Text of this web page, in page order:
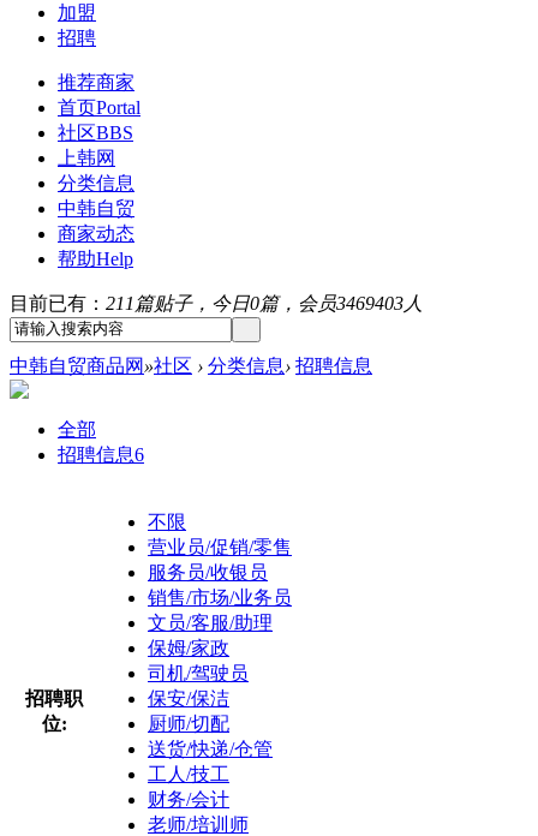
加盟
招聘
推荐商家
首页Portal
社区BBS
上韩网
分类信息
中韩自贸
商家动态
帮助Help
目前已有： 211篇贴子，今日0篇，会员3469403人
中韩自贸商品网 »社区 › 分类信息› 招聘信息
全部
招聘信息6
招聘职
位:
不限
营业员/促销/零售
服务员/收银员
销售/市场/业务员
文员/客服/助理
保姆/家政
司机/驾驶员
保安/保洁
厨师/切配
送货/快递/仓管
工人/技工
财务/会计
老师/培训师